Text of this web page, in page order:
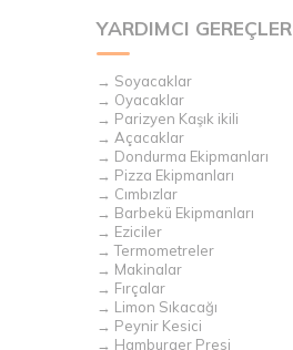
YARDIMCI GEREÇLER
→ Soyacaklar
→ Oyacaklar
→ Parizyen Kaşık ikili
→ Açacaklar
→ Dondurma Ekipmanları
→ Pizza Ekipmanları
→ Cımbızlar
→ Barbekü Ekipmanları
→ Eziciler
→ Termometreler
→ Makinalar
→ Fırçalar
→ Limon Sıkacağı
→ Peynir Kesici
→ Hamburger Presi